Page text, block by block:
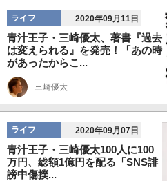
ライフ 2020年09月11日
青汁王子・三崎優太、著書『過去
は変えられる』を発売！「あの時
があったからこ...
三崎優太
ライフ 2020年09月07日
青汁王子・三崎優太100人に100
万円、総額1億円を配る「SNS誹
謗中傷撲...